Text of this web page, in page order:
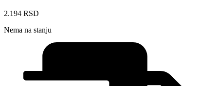
2.194 RSD
Nema na stanju